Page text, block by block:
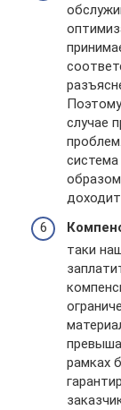
случае
таки
рамках